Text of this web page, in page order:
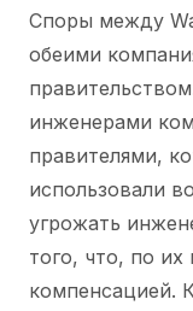
Споры между
обеими
инженерами
правителями,
использовали
угрожать
того, что, по
компенсацией.